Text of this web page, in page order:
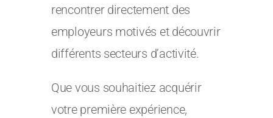
rencontrer directement des
employeurs motivés et découvrir
différents secteurs d’activité.
Que vous souhaitiez acquérir
votre première expérience,